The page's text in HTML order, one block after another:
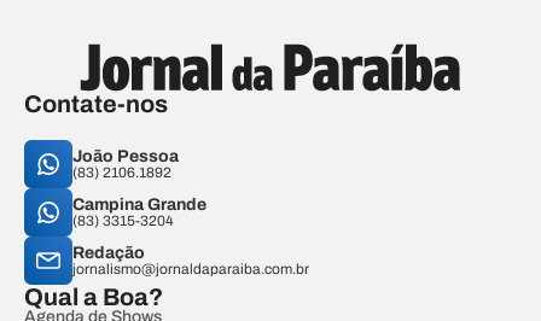
Contate-nos
João Pessoa
(83) 2106.1892
Campina Grande
(83) 3315-3204
Redação
jornalismo@jornaldaparaiba.com.br
Qual a Boa?
Agenda de Shows